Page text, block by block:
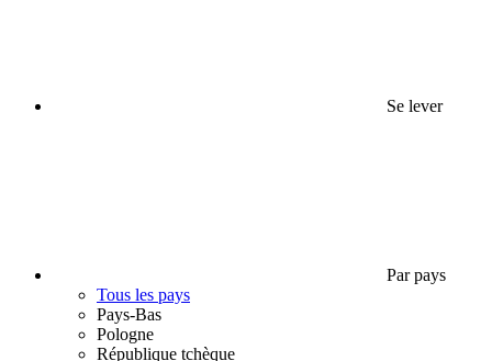
Se lever
Par pays
Tous les pays
Pays-Bas
Pologne
République tchèque